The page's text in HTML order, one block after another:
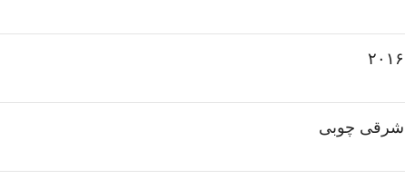
۲۰۱۶
شرقی چوبی